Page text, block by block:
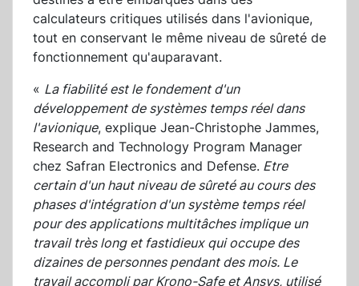
calculateurs critiques utilisés dans l'avionique,
tout en conservant le même niveau de sûreté de
fonctionnement qu'auparavant.
« La fiabilité est le fondement d'un
développement de systèmes temps réel dans
l'avionique, explique Jean-Christophe Jammes,
Research and Technology Program Manager
chez Safran Electronics and Defense. Etre
certain d'un haut niveau de sûreté au cours des
phases d'intégration d'un système temps réel
pour des applications multitâches implique un
travail très long et fastidieux qui occupe des
dizaines de personnes pendant des mois. Le
travail accompli par Krono-Safe et Ansys, utilisé